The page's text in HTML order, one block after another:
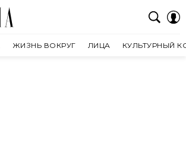
ЖИЗНЬ ВОКРУГ ЛИЦА КУЛЬТУРНЫЙ